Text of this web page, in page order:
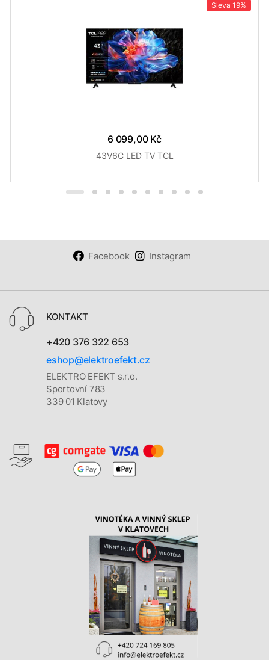
Sleva 19%
6 099,00 Kč
43V6C LED TV TCL
Facebook Instagram
KONTAKT
+420 376 322 653
eshop@elektroefekt.cz
ELEKTRO EFEKT s.r.o.
Sportovní 783
339 01 Klatovy